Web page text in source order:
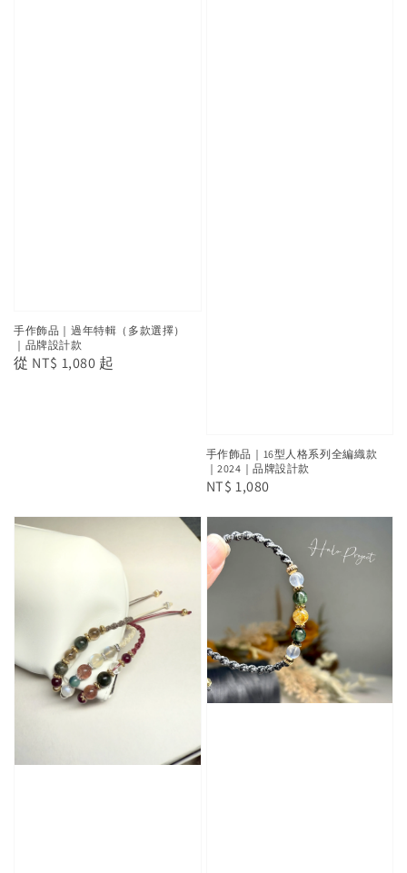
手作飾品｜過年特輯（多款選擇）
｜品牌設計款
Regular
從 NT$ 1,080 起
手作飾品｜16型人格系列全編織款
｜2024｜品牌設計款
Regular
NT$ 1,080